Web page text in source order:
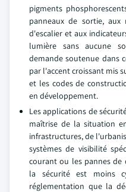
pigments
panneaux de sortie, aux
d'escalier et aux
lumière sans aucune
demande soutenue dans
par l'accent croissant mis
et les codes de
en développement.
Les applications de
maîtrise de la situation
infrastructures, de
systèmes de visibilité
courant ou les pannes de
la sécurité est moins
réglementation que la